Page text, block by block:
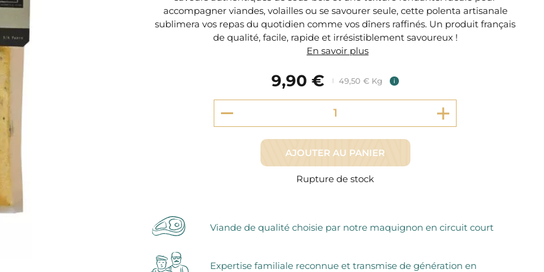
Sélection dans les fermes locales depuis 1976
Découvrir notre savoir-faire de maquignon
Fromager Affineurs depuis plus de 45 ans
Découvrez notre sélection de Fromages livrés en 24h
et préparations pour dessert
chauds
Découvrez + de 3000 références disponibles
Sélection par notre sommelier
accompagner viandes, volailles ou se savourer seule, cette polenta artisanale
sublimera vos repas du quotidien comme vos dîners raffinés. Un produit français
de qualité, facile, rapide et irrésistiblement savoureux !
En savoir plus
9,90 € 49,50 € Kg i
AJOUTER AU PANIER
Rupture de stock
Viande de qualité choisie par notre maquignon en circuit court
Expertise familiale reconnue et transmise de génération en